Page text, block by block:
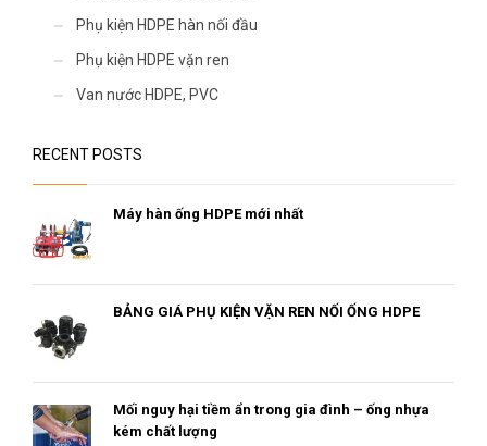
Phụ kiện HDPE hàn nối đầu
Phụ kiện HDPE vặn ren
Van nước HDPE, PVC
RECENT POSTS
Máy hàn ống HDPE mới nhất
BẢNG GIÁ PHỤ KIỆN VẶN REN NỐI ỐNG HDPE
Mối nguy hại tiềm ẩn trong gia đình – ống nhựa
kém chất lượng